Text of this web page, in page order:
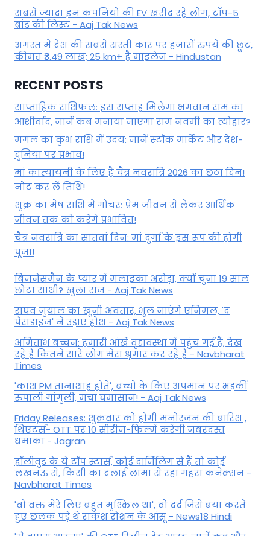
सबसे ज्यादा इन कंपनियों की EV खरीद रहे लोग, टॉप-5
ब्रांड की लिस्ट - Aaj Tak News
अगस्त में देश की सबसे सस्ती कार पर हजारों रुपये की छूट,
कीमत ₹3.49 लाख; 25 km+ है माइलेज - Hindustan
RECENT POSTS
साप्ताहिक राशिफल: इस सप्ताह मिलेगा भगवान राम का
आशीर्वाद, जानें कब मनाया जाएगा राम नवमी का त्योहार?
मंगल का कुंभ राशि में उदय: जानें स्‍टॉक मार्केट और देश-
दुनिया पर प्रभाव!
मां कात्‍यायनी के लिए है चैत्र नवरात्रि 2026 का छठा दिन!
नोट कर लें तिथि!
शुक्र का मेष राशि में गोचर: प्रेम जीवन से लेकर आर्थिक
जीवन तक को करेंगे प्रभावित!
चैत्र नवरात्रि का सातवां दिन: मां दुर्गा के इस रूप की होगी
पूजा!
बिजनेसमैन के प्यार में मलाइका अरोड़ा, क्यों चुना 19 साल
छोटा साथी? खुला राज - Aaj Tak News
राघव जुयाल का खूनी अवतार, भूल जाएंगे एनिमल, 'द
पैराडाइज' ने उड़ाए होश - Aaj Tak News
अमिताभ बच्चन: हमारी आंखें वृद्दावस्था में पहुंच गई हैं, देख
रहे हैं कितने सारे लोग मेरा श्रृंगार कर रहे हैं - Navbharat
Times
'काश PM तानाशाह होते', बच्चों के किए अपमान पर भड़कीं
रुपाली गांगुली, मचा घमासान! - Aaj Tak News
Friday Releases: शुक्रवार को होगी मनोरंजन की बारिश ,
थिएटर्स- OTT पर 10 सीरीज-फिल्में करेंगी जबरदस्त
धमाका - Jagran
हॉलीवुड के ये टॉप स्टार्स, कोई दार्जिलिंग से हैं तो कोई
लखनऊ से, किसी का दलाई लामा से रहा गहरा कनेक्शन -
Navbharat Times
'वो वक्त मेरे लिए बहुत मुश्किल था', वो दर्द जिसे बयां करते
हुए छलक पड़े थे राकेश रोशन के आंसू - News18 Hindi